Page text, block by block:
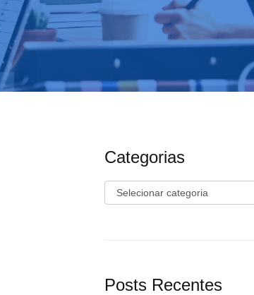
Categorias
Categorias
Posts Recentes